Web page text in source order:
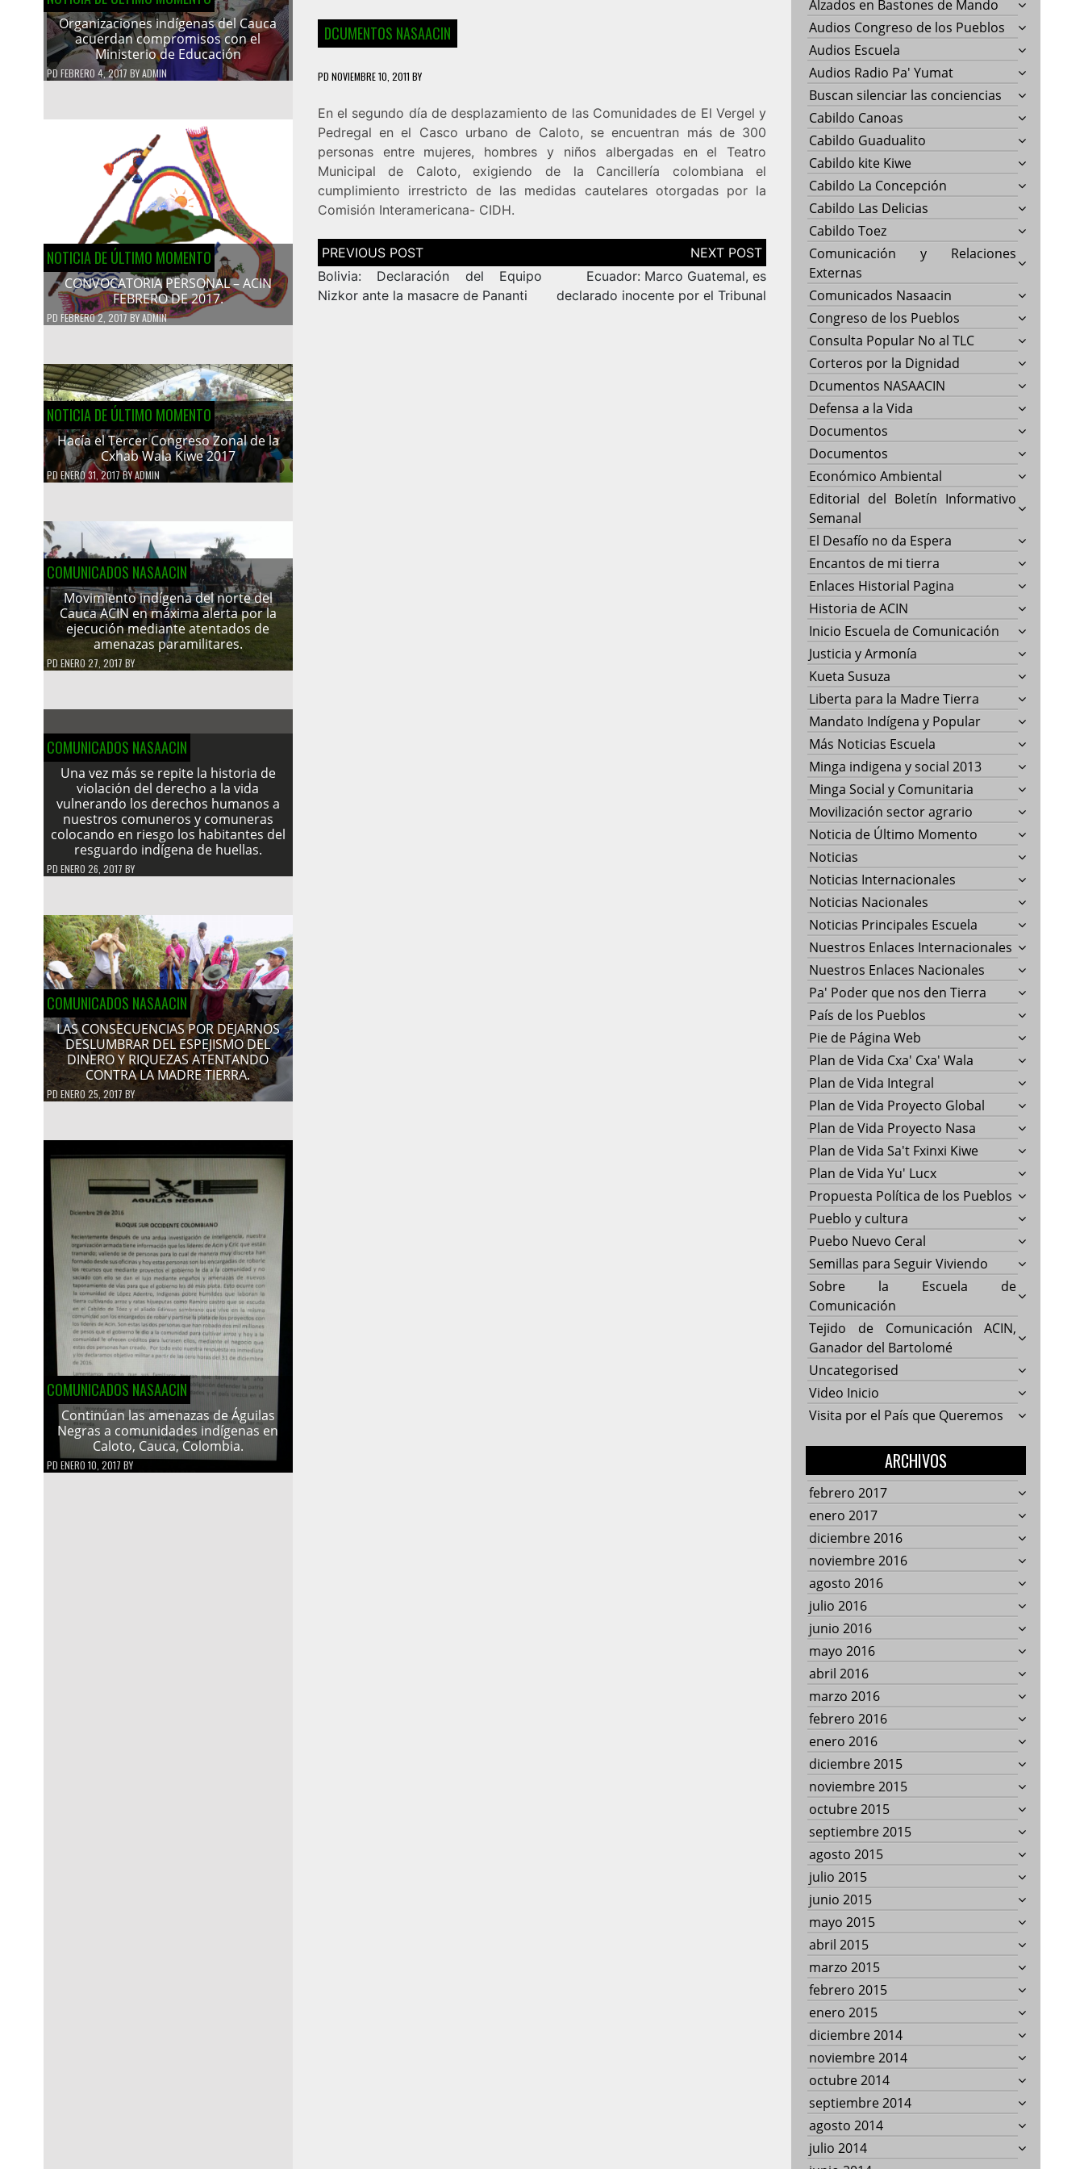
Organizaciones indígenas del Cauca
acuerdan compromisos con el
Ministerio de Educación
PD FEBRERO 4, 2017 BYADMIN
NOTICIA DE ÚLTIMO MOMENTO
CONVOCATORIA PERSONAL – ACIN
FEBRERO DE 2017.
PD FEBRERO 2, 2017BYADMIN
NOTICIA DE ÚLTIMO MOMENTO
Hacía el Tercer Congreso Zonal de la
Cxhab Wala Kiwe 2017
PDENERO 31, 2017BYADMIN
COMUNICADOS NASAACIN
Movimiento indígena del norte del
Cauca ACIN en máxima alerta por la
ejecución mediante atentados de
amenazas paramilitares.
PD ENERO 27, 2017 BY
COMUNICADOS NASAACIN
Una vez más se repite la historia de
violación del derecho a la vida
vulnerando los derechos humanos a
nuestros comuneros y comuneras
colocando en riesgo los habitantes del
resguardo indígena de huellas.
PD ENERO 26, 2017 BY
COMUNICADOS NASAACIN
LAS CONSECUENCIAS POR DEJARNOS
DESLUMBRAR DEL ESPEJISMO DEL
DINERO Y RIQUEZAS ATENTANDO
CONTRA LA MADRE TIERRA.
PDENERO 25, 2017 BY
COMUNICADOS NASAACIN
Continúan las amenazas de Águilas
Negras a comunidades indígenas en
Caloto, Cauca, Colombia.
PD ENERO 10, 2017 BY
DCUMENTOS NASAACIN
PD NOVIEMBRE 10, 2011 BY
En el segundo día de desplazamiento de las Comunidades de El Vergel y
Pedregal en el Casco urbano de Caloto, se encuentran más de 300
personas entre mujeres, hombres y niños albergadas en el Teatro
Municipal de Caloto, exigiendo de la Cancillería colombiana el
cumplimiento irrestricto de las medidas cautelares otorgadas por la
Comisión Interamericana- CIDH.
Navegación
de
entradas
Bolivia: Declaración del Equipo
Nizkor ante la masacre de Pananti
Ecuador: Marco Guatemal, es
declarado inocente por el Tribunal
Alzados en Bastones de Mando
Audios Congreso de los Pueblos
Audios Escuela
Audios Radio Pa' Yumat
Buscan silenciar las conciencias
Cabildo Canoas
Cabildo Guadualito
Cabildo kite Kiwe
Cabildo La Concepción
Cabildo Las Delicias
Cabildo Toez
Comunicación y Relaciones
Externas
Comunicados Nasaacin
Congreso de los Pueblos
Consulta Popular No al TLC
Corteros por la Dignidad
Dcumentos NASAACIN
Defensa a la Vida
Documentos
Documentos
Económico Ambiental
Editorial del Boletín Informativo
Semanal
El Desafío no da Espera
Encantos de mi tierra
Enlaces Historial Pagina
Historia de ACIN
Inicio Escuela de Comunicación
Justicia y Armonía
Kueta Susuza
Liberta para la Madre Tierra
Mandato Indígena y Popular
Más Noticias Escuela
Minga indigena y social 2013
Minga Social y Comunitaria
Movilización sector agrario
Noticia de Último Momento
Noticias
Noticias Internacionales
Noticias Nacionales
Noticias Principales Escuela
Nuestros Enlaces Internacionales
Nuestros Enlaces Nacionales
Pa' Poder que nos den Tierra
País de los Pueblos
Pie de Página Web
Plan de Vida Cxa' Cxa' Wala
Plan de Vida Integral
Plan de Vida Proyecto Global
Plan de Vida Proyecto Nasa
Plan de Vida Sa't Fxinxi Kiwe
Plan de Vida Yu' Lucx
Propuesta Política de los Pueblos
Pueblo y cultura
Puebo Nuevo Ceral
Semillas para Seguir Viviendo
Sobre la Escuela de
Comunicación
Tejido de Comunicación ACIN,
Ganador del Bartolomé
Uncategorised
Video Inicio
Visita por el País que Queremos
ARCHIVOS
febrero 2017
enero 2017
diciembre 2016
noviembre 2016
agosto 2016
julio 2016
junio 2016
mayo 2016
abril 2016
marzo 2016
febrero 2016
enero 2016
diciembre 2015
noviembre 2015
octubre 2015
septiembre 2015
agosto 2015
julio 2015
junio 2015
mayo 2015
abril 2015
marzo 2015
febrero 2015
enero 2015
diciembre 2014
noviembre 2014
octubre 2014
septiembre 2014
agosto 2014
julio 2014